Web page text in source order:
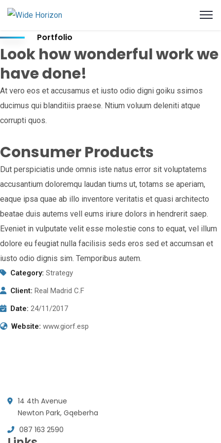
Portfolio
Look how wonderful work we
have done!
At vero eos et accusamus et iusto odio digni goiku ssimos
ducimus qui blanditiis praese. Ntium voluum deleniti atque
corrupti quos.
Consumer Products
Dut perspiciatis unde omnis iste natus error sit voluptatems
accusantium doloremqu laudan tiums ut, totams se aperiam,
eaque ipsa quae ab illo inventore veritatis et quasi architecto
beatae duis autems vell eums iriure dolors in hendrerit saep.
Eveniet in vulputate velit esse molestie cons to equat, vel illum
dolore eu feugiat nulla facilisis seds eros sed et accumsan et
iusto odio dignis sim. Temporibus autem.
Category: Strategy
Client: Real Madrid C.F
Date: 24/11/2017
Website: www.giorf.esp
14 4th Avenue
Newton Park, Gqeberha
087 163 2590